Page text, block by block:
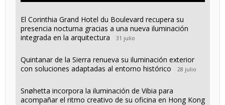
El Corinthia Grand Hotel du Boulevard recupera su
presencia nocturna gracias a una nueva iluminación
integrada en la arquitectura
31 julio
Quintanar de la Sierra renueva su iluminación exterior
con soluciones adaptadas al entorno histórico
28 julio
Snøhetta incorpora la iluminación de Vibia para
acompañar el ritmo creativo de su oficina en Hong Kong